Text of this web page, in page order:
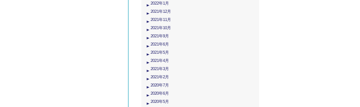
2022年1月
2021年12月
2021年11月
2021年10月
2021年9月
2021年6月
2021年5月
2021年4月
2021年3月
2021年2月
2020年7月
2020年6月
2020年5月